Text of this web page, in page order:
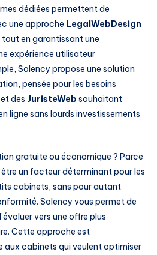
dédiées permettent de
une approche LegalWebDesign
en garantissant une
expérience utilisateur
Solency propose une solution
pensée pour les besoins
des JuristeWeb souhaitant
ligne sans lourds investissements
gratuite ou économique ? Parce
un facteur déterminant pour les
cabinets, sans pour autant
Solency vous permet de
vers une offre plus
Cette approche est
cabinets qui veulent optimiser